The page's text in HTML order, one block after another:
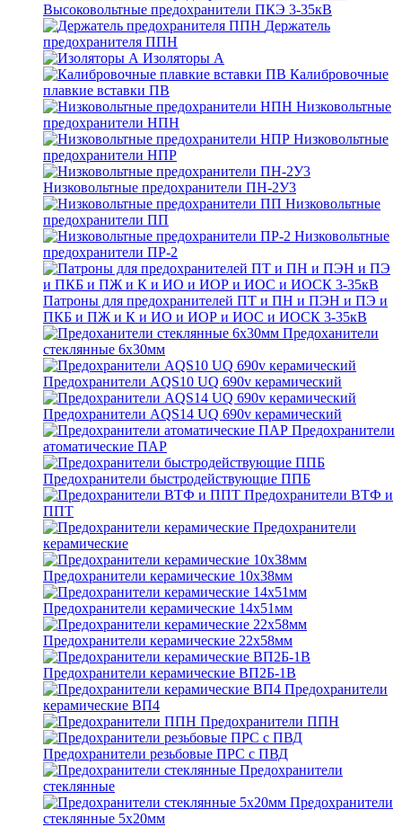
Высоковольтные предохранители ПКЭ 3-35кВ
Держатель
предохранителя ППН
Изоляторы А
Калибровочные
плавкие вставки ПВ
Низковольтные
предохранители НПН
Низковольтные
предохранители НПР
Низковольтные предохранители ПН-2У3
Низковольтные
предохранители ПП
Низковольтные
предохранители ПР-2
Патроны для предохранителей ПТ и ПН и ПЭН и ПЭ и
ПКБ и ПЖ и К и ИО и ИОР и ИОС и ИОСК 3-35кВ
Предоханители
стеклянные 6х30мм
Предохранители AQS10 UQ 690v керамический
Предохранители AQS14 UQ 690v керамический
Предохранители
атоматические ПАР
Предохранители быстродействующие ППБ
Предохранители ВТФ и
ППТ
Предохранители
керамические
Предохранители керамические 10х38мм
Предохранители керамические 14х51мм
Предохранители керамические 22х58мм
Предохранители керамические ВП2Б-1В
Предохранители
керамические ВП4
Предохранители ППН
Предохранители резьбовые ПРС с ПВД
Предохранители
стеклянные
Предохранители
стеклянные 5х20мм